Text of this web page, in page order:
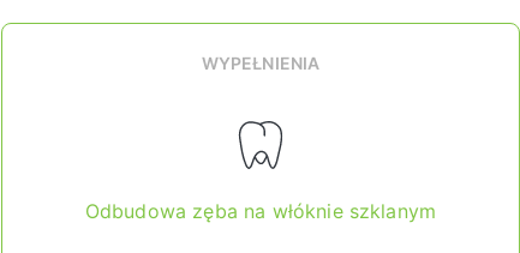
WYPEŁNIENIA
Odbudowa zęba na włóknie szklanym